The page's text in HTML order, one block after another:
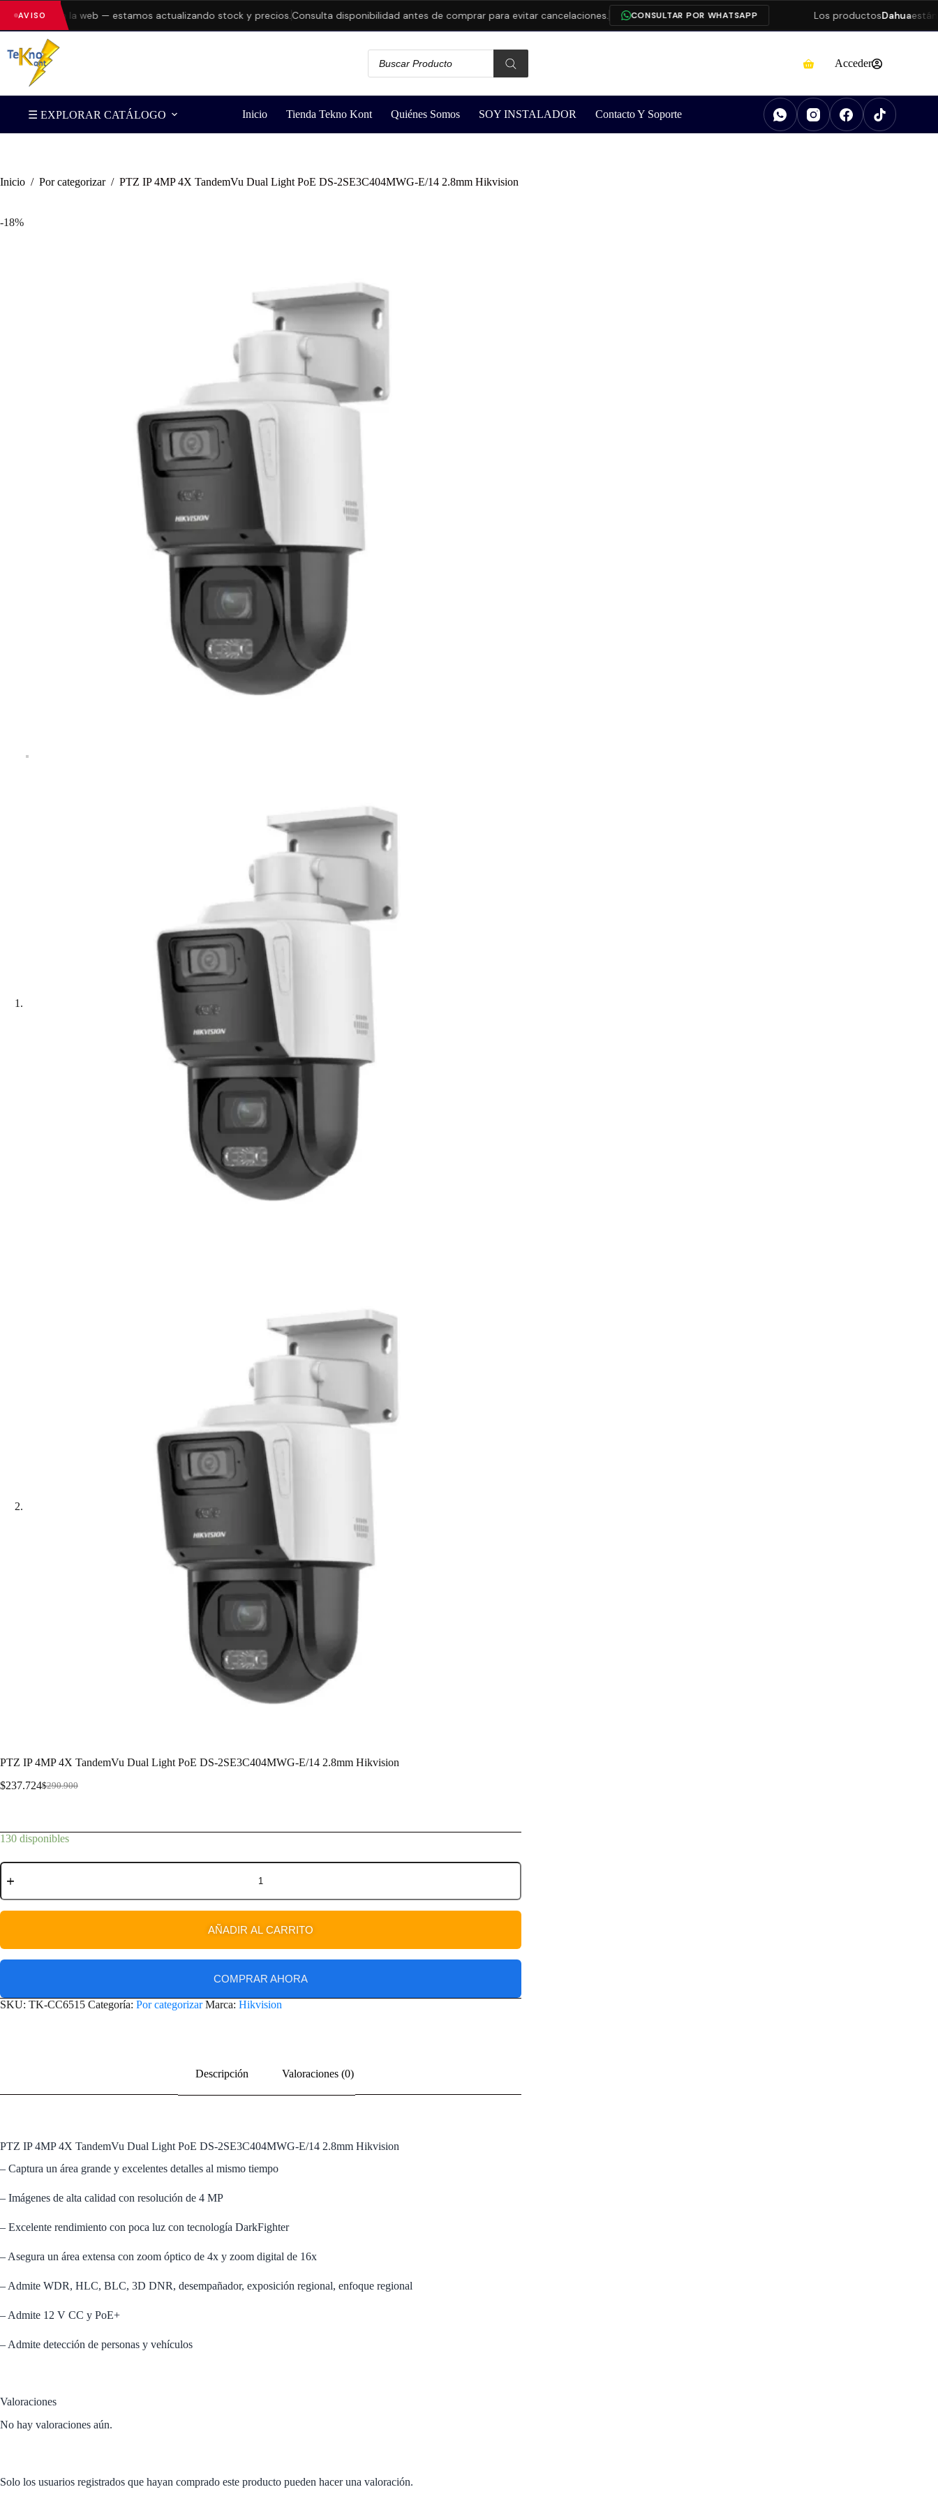
AVISOen la web — estamos actualizando stock y precios.Consulta disponibilidad antes de comprar para evitar cancelaciones. CONSULTAR POR WHATSAPP Los productosDahuaestán
Acceder
☰ EXPLORAR CATÁLOGO Inicio Tienda Tekno Kont Quiénes Somos SOY INSTALADOR Contacto Y Soporte
Inicio / Por categorizar / PTZ IP 4MP 4X TandemVu Dual Light PoE DS-2SE3C404MWG-E/14 2.8mm Hikvision
-18%
PTZ IP 4MP 4X TandemVu Dual Light PoE DS-2SE3C404MWG-E/14 2.8mm Hikvision
$290.900
$237.724
130 disponibles
AÑADIR AL CARRITO
COMPRAR AHORA
SKU: TK-CC6515 Categoría: Por categorizar Marca: Hikvision
Descripción Valoraciones (0)
PTZ IP 4MP 4X TandemVu Dual Light PoE DS-2SE3C404MWG-E/14 2.8mm Hikvision
– Captura un área grande y excelentes detalles al mismo tiempo
– Imágenes de alta calidad con resolución de 4 MP
– Excelente rendimiento con poca luz con tecnología DarkFighter
– Asegura un área extensa con zoom óptico de 4x y zoom digital de 16x
– Admite WDR, HLC, BLC, 3D DNR, desempañador, exposición regional, enfoque regional
– Admite 12 V CC y PoE+
– Admite detección de personas y vehículos
Valoraciones
No hay valoraciones aún.
Solo los usuarios registrados que hayan comprado este producto pueden hacer una valoración.